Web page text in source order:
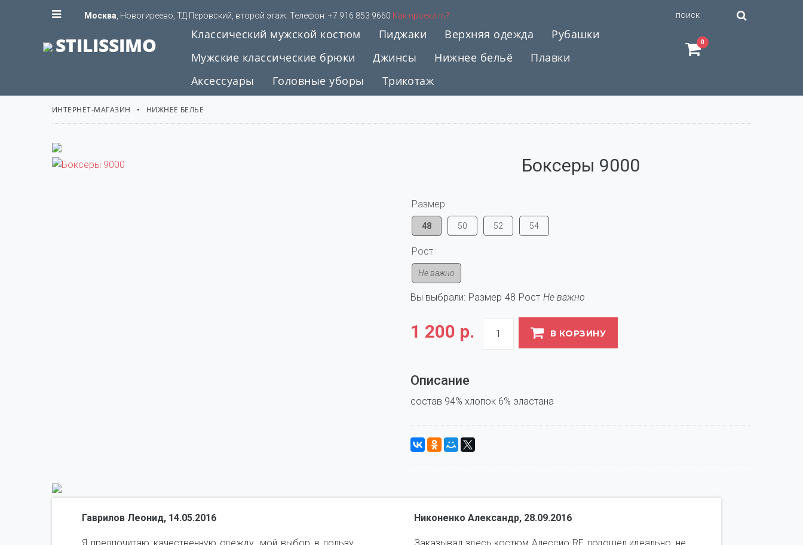
Москва , Новогиреево, ТД Перовский, второй этаж. Телефон: +7 916 853 9660 Как проехать?
STILISSIMO Классический мужской костюм Пиджаки Верхняя одежда
Рубашки
Мужские классические брюки
Джинсы Нижнее бельё
Плавки
Аксессуары
Головные уборы Трикотаж
0
ИНТЕРНЕТ-МАГАЗИН НИЖНЕЕ БЕЛЬЁ
Боксеры 9000
Размер
48 50 52 54
Рост
Не важно
Вы выбрали: Размер 48 Рост Не важно
1 200 р. В КОРЗИНУ
Описание
Гаврилов Леонид, 14.05.2016 Никоненко Александр, 28.09.2016